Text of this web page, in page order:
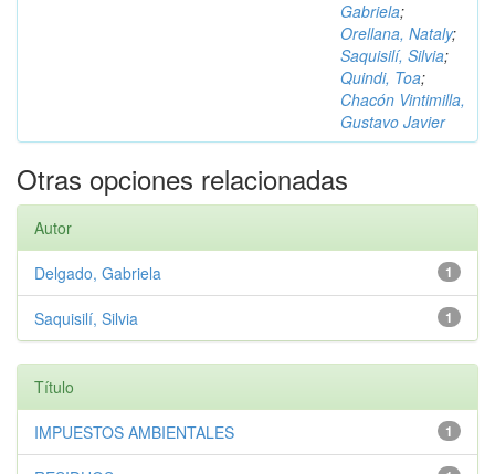
Gabriela;
Orellana, Nataly;
Saquisilí, Silvia;
Quindi, Toa;
Chacón Vintimilla,
Gustavo Javier
Otras opciones relacionadas
Autor
1
Delgado, Gabriela
1
Saquisilí, Silvia
Título
1
IMPUESTOS AMBIENTALES